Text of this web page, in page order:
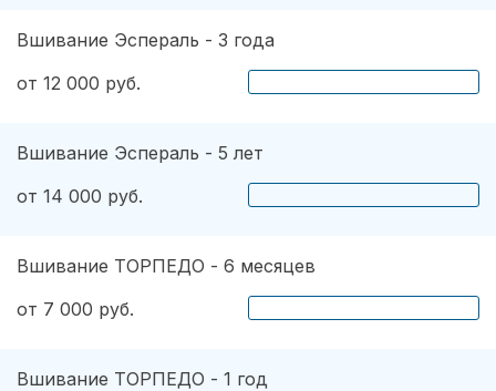
Вшивание Эспераль - 3 года
от 12 000 руб.
Вшивание Эспераль - 5 лет
от 14 000 руб.
Вшивание ТОРПЕДО - 6 месяцев
от 7 000 руб.
Вшивание ТОРПЕДО - 1 год